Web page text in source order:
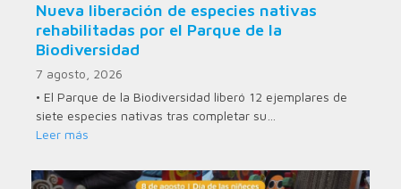
Nueva liberación de especies nativas
rehabilitadas por el Parque de la
Biodiversidad
7 agosto, 2026
• El Parque de la Biodiversidad liberó 12 ejemplares de
siete especies nativas tras completar su…
Leer más